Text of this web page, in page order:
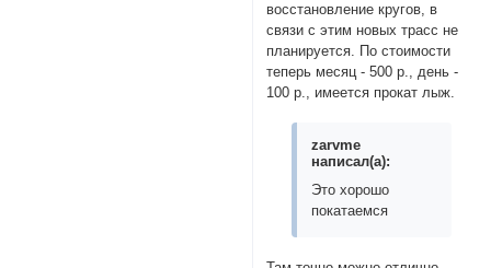
восстановление кругов, в
связи с этим новых трасс не
планируется. По стоимости
теперь месяц - 500 р., день -
100 р., имеется прокат лыж.
zarvme
написал(а):
Это хорошо
покатаемся